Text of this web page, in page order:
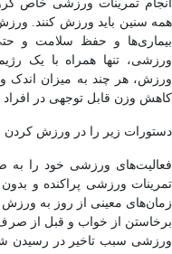
انجام تمرینات ورزشی خاص
همه سنین باید ورزش کنند. ورزش
بیماری‌ها و حفظ سلامت و
ورزشی، تنها همراه با یک
ورزش، هر چند به میزان
کاهش وزن قابل توجهی در
دستورات زیر را در ورزش کردن
فعالیت‌های ورزشی خود را به
تمرینات ورزشی پراکنده و
زمان‌های معینی از روز به
برخاستن از خواب و قبل از
ورزشی سبب تاخیر در رسیدن